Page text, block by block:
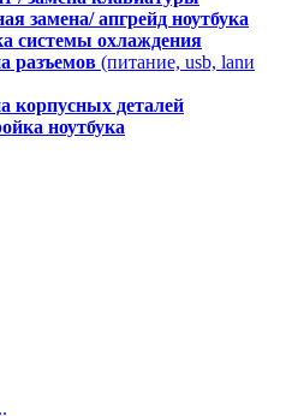
замена/ апгрейд ноутбука
системы охлаждения
разъемов (питание, usb, lanи
корпусных деталей
ноутбука